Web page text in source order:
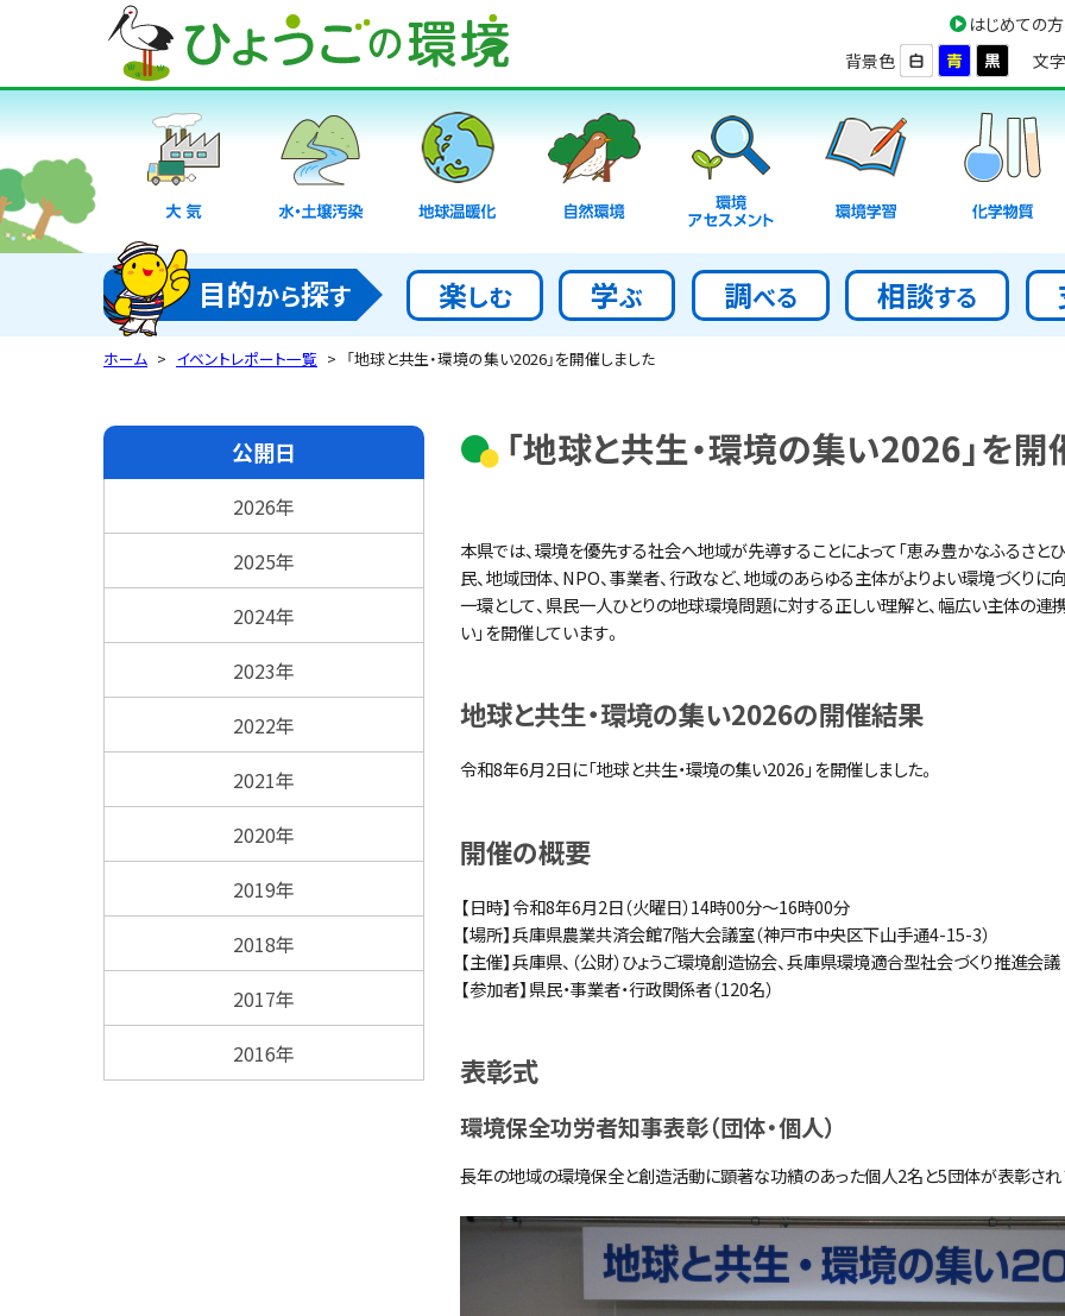
はじめての
背景色
文
大気 水・土壌汚染 地球温暖化 自然環境
アセスメント
環境学習 化学物質
目的から探す 楽しむ 学ぶ 調べる 相談する
ホーム イベントレポート一覧 「地球と共生・環境の集い2026」を開催しました
公開日
2026年
2025年
2024年
2023年
2022年
2021年
2020年
2019年
2018年
2017年
2016年
「地球と共生・環境の集い2026」を開
本県では、環境を優先する社会へ地域が先導することによって「恵み豊かなふるさとひ
民、地域団体、NPO、事業者、行政など、地域のあらゆる主体がよりよい環境づくり
一環として、県民一人ひとりの地球環境問題に対する正しい理解と、幅広い主体の連
い」を開催しています。
地球と共生・環境の集い2026の開催結果
令和8年6月2日に「地球と共生・環境の集い2026」を開催しました。
開催の概要
【日時】令和8年6月2日（火曜日）14時00分～16時00分
【場所】兵庫県農業共済会館7階大会議室（神戸市中央区下山手通4-15-3）
【主催】兵庫県、（公財）ひょうご環境創造協会、兵庫県環境適合型社会づくり推進会議
【参加者】県民・事業者・行政関係者（120名）
表彰式
環境保全功労者知事表彰（団体・個⼈）
⻑年の地域の環境保全と創造活動に顕著な功績のあった個⼈2名と5団体が表彰され